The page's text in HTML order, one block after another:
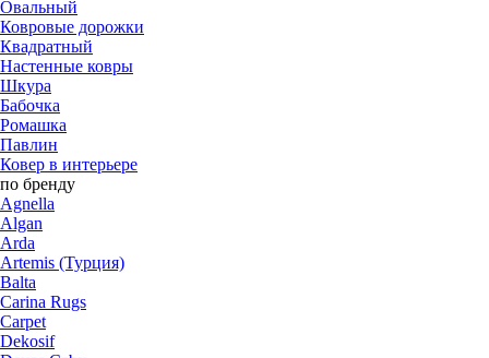
Овальный
Ковровые дорожки
Квадратный
Настенные ковры
Шкура
Бабочка
Ромашка
Павлин
Ковер в интерьере
по бренду
Agnella
Algan
Arda
Artemis (Турция)
Balta
Carina Rugs
Carpet
Dekosif